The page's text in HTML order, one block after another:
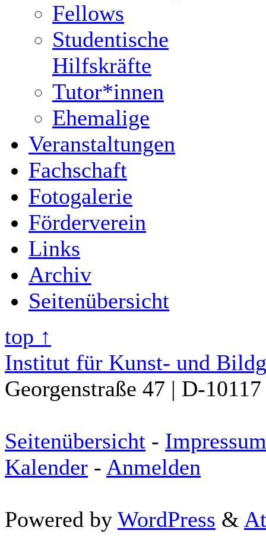
Fellows
Studentische
Hilfskräfte
Tutor*innen
Ehemalige
Veranstaltungen
Fachschaft
Fotogalerie
Förderverein
Links
Archiv
Seitenübersicht
top ↑
Institut für Kunst- und
Georgenstraße 47 | D-
Seitenübersicht - Impressum
Kalender - Anmelden
Powered by WordPress &